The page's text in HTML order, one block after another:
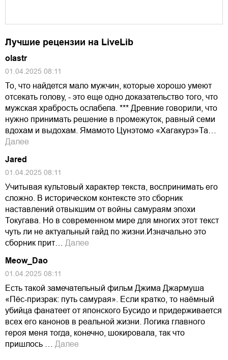
Лучшие рецензии на LiveLib
olastr
01.04.2025 08:11
То, что найдется мало мужчин, которые хорошо умеют
отсекать голову, - это еще одно доказательство того, что
мужская храбрость ослабела. *** Древние говорили, что
нужно принимать решение в промежуток, равный семи
вдохам и выдохам. Ямамото Цунэтомо «Хагакурэ»Та…
Далее
Jared
01.04.2025 08:11
Учитывая культовый характер текста, воспринимать его
сложно. В историческом контексте это сборник
наставлений отвыкшим от войны самураям эпохи
Токугава. Но в современном мире для многих этот текст
чуть ли не актуальный гайд по жизни.Изначально это
сборник прит…
Далее
Meow_Dao
01.04.2025 08:11
Есть такой замечательный фильм Джима Джармуша
«Пёс-призрак: путь самурая». Если кратко, то наёмный
убийца фанатеет от японского Бусидо и придерживается
всех его канонов в реальной жизни. Логика главного
героя меня тогда, конечно, шокировала, так что
пришлось …
Далее